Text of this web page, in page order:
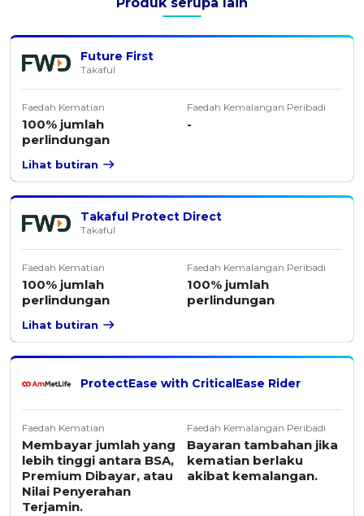
Future First
Takaful
Faedah Kematian
100% jumlah
perlindungan
Faedah Kemalangan Peribadi
-
Lihat butiran
Takaful Protect Direct
Takaful
Faedah Kematian
100% jumlah
perlindungan
Faedah Kemalangan Peribadi
100% jumlah
perlindungan
Lihat butiran
ProtectEase with CriticalEase Rider
Faedah Kematian
Membayar jumlah yang
lebih tinggi antara BSA,
Premium Dibayar, atau
Nilai Penyerahan
Terjamin.
Faedah Kemalangan Peribadi
Bayaran tambahan jika
kematian berlaku
akibat kemalangan.